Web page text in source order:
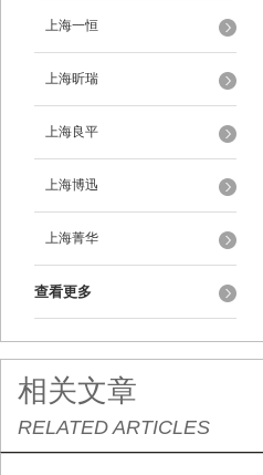
上海一恒
上海昕瑞
上海良平
上海博迅
上海菁华
查看更多
相关文章
RELATED ARTICLES